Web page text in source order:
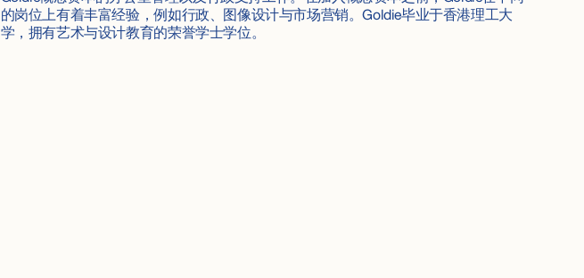
的岗位上有着丰富经验，例如行政、图像设计与市场营销。Goldie毕业于香港理工大
学，拥有艺术与设计教育的荣誉学士学位。